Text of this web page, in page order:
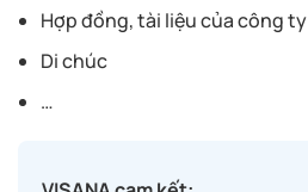
Hợp đồng, tài liệu của công ty
Di chúc
…